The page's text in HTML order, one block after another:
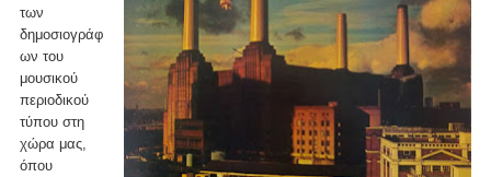
των
δημοσιογράφ
ων του
μουσικού
περιοδικού
τύπου στη
χώρα μας,
όπου